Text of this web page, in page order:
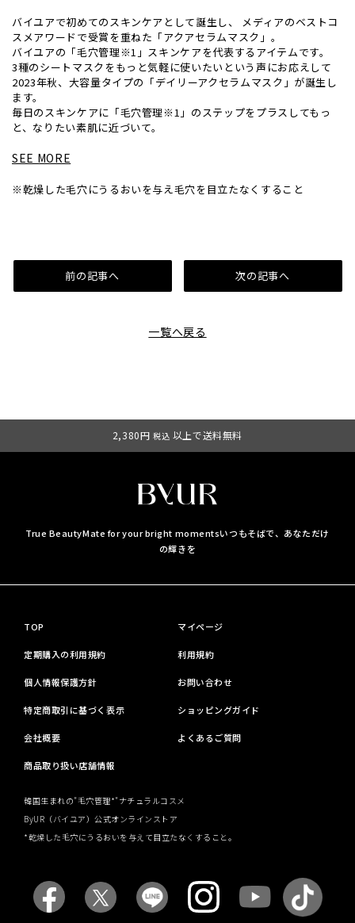
バイユアで初めてのスキンケアとして誕生し、 メディアのベストコ
スメアワードで受賞を重ねた「アクアセラムマスク」。
バイユアの「毛穴管理※1」スキンケアを代表するアイテムです。
3種のシートマスクをもっと気軽に使いたいという声にお応えして
2023年秋、大容量タイプの「デイリーアクセラムマスク」が誕生し
ます。
毎日のスキンケアに「毛穴管理※1」のステップをプラスしてもっ
と、なりたい素肌に近づいて。
SEE MORE
※乾燥した毛穴にうるおいを与え毛穴を目立たなくすること
前の記事へ
一覧へ戻る
次の記事へ
2,380円税込 以上で送料無料
True BeautyMate for your bright momentsいつもそばで、あなただけ
の輝きを
TOP
定期購入の利用規約
個人情報保護方針
マイページ
利用規約
お問い合わせ
特定商取引に基づく表示
会社概要
商品取り扱い店舗情報
ショッピングガイド
よくあるご質問
韓国生まれの"毛穴管理*"ナチュラルコスメ
ByUR（バイユア）公式オンラインストア
*乾燥した毛穴にうるおいを与えて目立たなくすること。